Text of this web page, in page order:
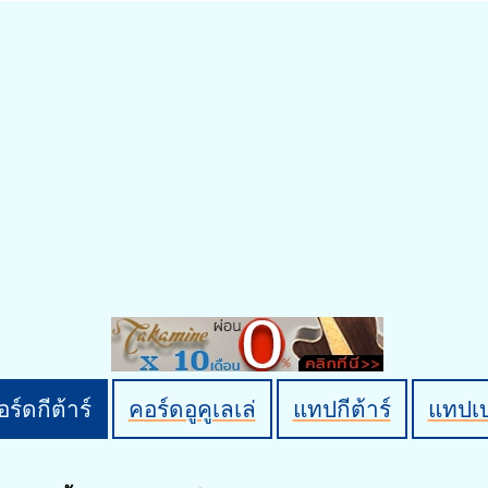
ร์ดกีต้าร์ คอร์ดอูคูเลเล่ แทปกีต้าร์ แทปเ